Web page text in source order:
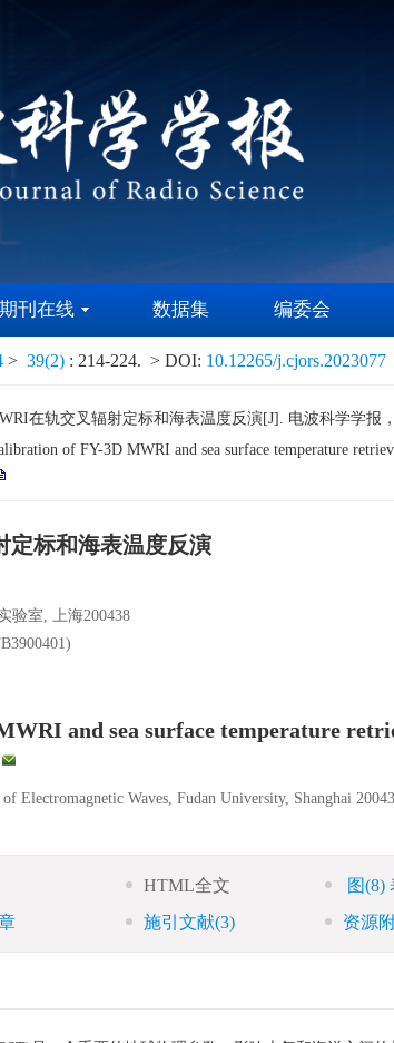
期刊在线 数据集 编委会
> 39(2) : 214-224. > DOI: 10.12265/j.cjors.2023077
在轨交叉辐射定标和海表温度反演[J]. 电波科学学报
of FY-3D MWRI and sea surface temperature
定标和海表温度反演
验室, 上海200438
and sea surface temperature
Electromagnetic Waves, Fudan University, Shanghai
HTML全文 图(8)
施引文献(3) 资源